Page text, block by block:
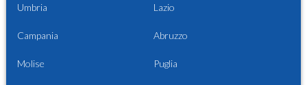
Umbria Lazio
Campania Abruzzo
Molise Puglia